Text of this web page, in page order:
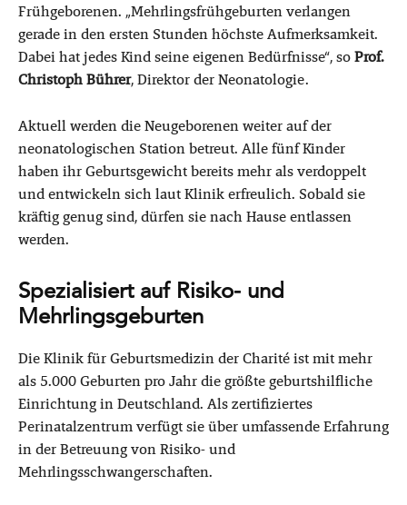
Frühgeborenen. „Mehrlingsfrühgeburten verlangen
gerade in den ersten Stunden höchste Aufmerksamkeit.
Dabei hat jedes Kind seine eigenen Bedürfnisse“, soProf.
Christoph Bührer, Direktor der Neonatologie.
Aktuell werden die Neugeborenen weiter auf der
neonatologischen Station betreut. Alle fünf Kinder
haben ihr Geburtsgewicht bereits mehr als verdoppelt
und entwickeln sich laut Klinik erfreulich. Sobald sie
kräftig genug sind, dürfen sie nach Hause entlassen
werden.
Spezialisiert auf Risiko- und
Mehrlingsgeburten
Die Klinik für Geburtsmedizin der Charité ist mit mehr
als 5.000 Geburten pro Jahr die größte geburtshilfliche
Einrichtung in Deutschland. Als zertifiziertes
Perinatalzentrum verfügt sie über umfassende Erfahrung
in der Betreuung von Risiko- und
Mehrlingsschwangerschaften.